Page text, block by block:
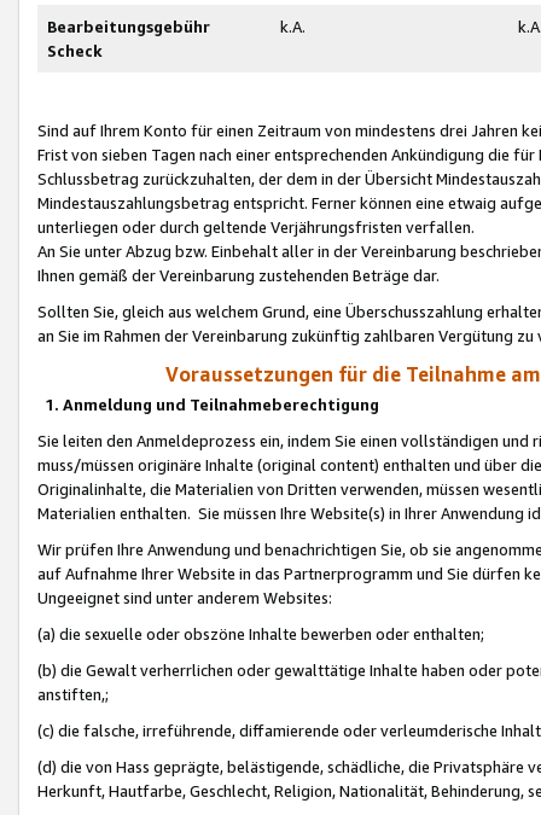
Bearbeitungsgebühr
Scheck
k.A.
Sind auf Ihrem Konto für einen Zeitraum von mindestens drei Jahren
Frist von sieben Tagen nach einer entsprechenden Ankündigung die
Schlussbetrag zurückzuhalten, der dem in der Übersicht
Mindestauszahlungsbetrag entspricht. Ferner können eine etwaig
unterliegen oder durch geltende Verjährungsfristen verfallen.
An Sie unter Abzug bzw. Einbehalt aller in der Vereinbarung
Ihnen gemäß der Vereinbarung zustehenden Beträge dar.
Sollten Sie, gleich aus welchem Grund, eine Überschusszahlung
an Sie im Rahmen der Vereinbarung zukünftig zahlbaren Vergütung zu
Voraussetzungen für die Teilnahme
1. Anmeldung und Teilnahmeberechtigung
Sie leiten den Anmeldeprozess ein, indem Sie einen vollständigen
muss/müssen originäre Inhalte (original content) enthalten und über
Originalinhalte, die Materialien von Dritten verwenden, müssen
Materialien enthalten. Sie müssen Ihre Website(s) in Ihrer Anwendung
Wir prüfen Ihre Anwendung und benachrichtigen Sie, ob sie
auf Aufnahme Ihrer Website in das Partnerprogramm und Sie dürfen
Ungeeignet sind unter anderem Websites:
(a) die sexuelle oder obszöne Inhalte bewerben oder enthalten;
(b) die Gewalt verherrlichen oder gewalttätige Inhalte haben oder
anstiften,;
(c) die falsche, irreführende, diffamierende oder verleumderische
(d) die von Hass geprägte, belästigende, schädliche, die Privatsphäre
Herkunft, Hautfarbe, Geschlecht, Religion, Nationalität, Behinderung,